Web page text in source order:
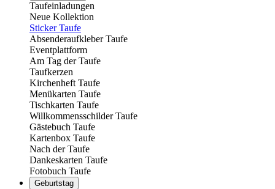
Taufeinladungen
Neue Kollektion
Sticker Taufe
Absenderaufkleber Taufe
Eventplattform
Am Tag der Taufe
Taufkerzen
Kirchenheft Taufe
Menükarten Taufe
Tischkarten Taufe
Willkommensschilder Taufe
Gästebuch Taufe
Kartenbox Taufe
Nach der Taufe
Dankeskarten Taufe
Fotobuch Taufe
Geburtstag